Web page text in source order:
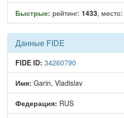
Быстрые: рейтинг: 1433, место:
Данные FIDE
FIDE ID: 34260790
Имя: Garin, Vladislav
Федерация: RUS